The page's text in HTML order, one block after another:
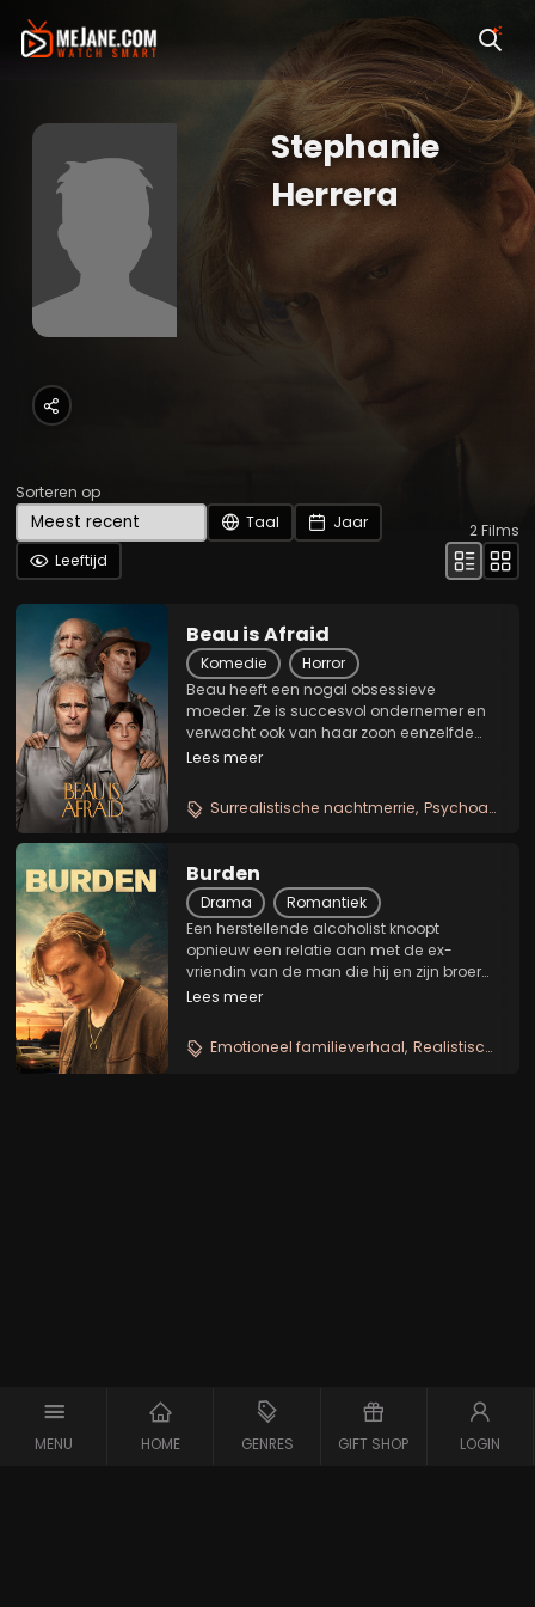
MENU HOME GENRES GIFT SHOP LOGIN
Stephanie
Herrera
Sorteren op
Taal
Jaar
Leeftijd
2Films
Beau is Afraid
Komedie
Horror
Beau heeft een nogal obsessieve
moeder. Ze is succesvol ondernemer en
verwacht ook van haar zoon eenzelfde
toewijding. Wanneer hij weer thuis wordt
spanningen met zich mee. Als kijker,
worden we meegezogen in de...
Lees meer
Surrealistische nachtmerrie Psychoanalytische odyssee
Burden
Drama
Romantiek
Een herstellende alcoholist knoopt
opnieuw een relatie aan met de ex-
vriendin van de man die hij en zijn broer
een half decennium geleden in een auto-
toen onder invloed van de drank. Het
tragisch voorval...
Lees meer
Emotioneel familieverhaal Realistisch verslavingsdrama